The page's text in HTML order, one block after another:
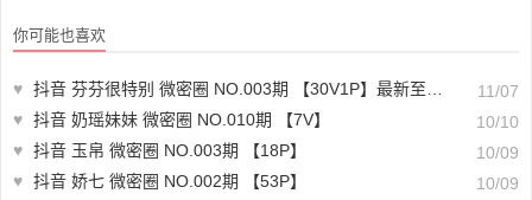
你可能也喜欢
♥ 抖音 芬芬很特别 微密圈 NO.003期 【30V1P】最新至：2023.11.06
11/07
♥ 抖音 奶瑶妹妹 微密圈 NO.010期 【7V】
10/10
♥ 抖音 玉帛 微密圈 NO.003期 【18P】
10/09
♥ 抖音 娇七 微密圈 NO.002期 【53P】
10/09